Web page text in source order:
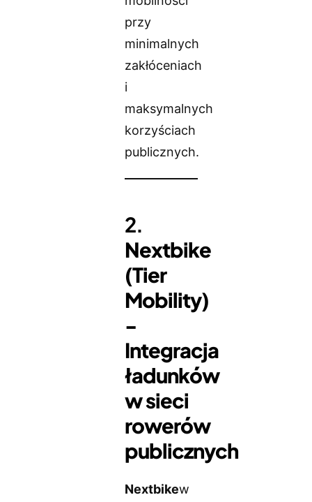
przy
minimalnych
zakłóceniach
i
maksymalnych
korzyściach
publicznych.
2.
Nextbike
(Tier
Mobility)
-
Integracja
ładunków
w sieci
rowerów
publicznych
Nextbikew